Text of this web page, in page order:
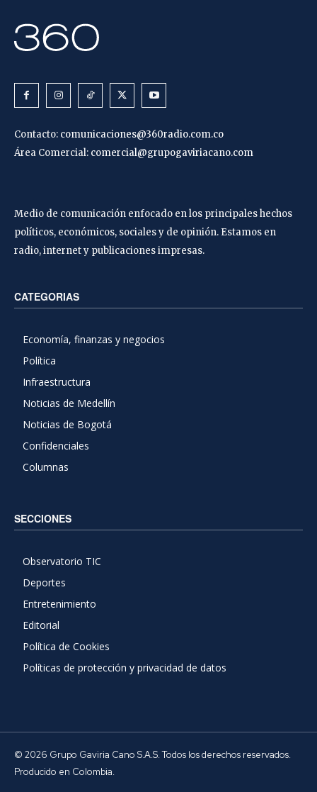
Contacto: comunicaciones@360radio.com.co
Área Comercial: comercial@grupogaviriacano.com
Medio de comunicación enfocado en los principales hechos
políticos, económicos, sociales y de opinión. Estamos en
radio, internet y publicaciones impresas.
CATEGORIAS
Economía, finanzas y negocios
Política
Infraestructura
Noticias de Medellín
Noticias de Bogotá
Confidenciales
Columnas
SECCIONES
Observatorio TIC
Deportes
Entretenimiento
Editorial
Política de Cookies
Políticas de protección y privacidad de datos
© 2026 Grupo Gaviria Cano S.A.S. Todos los derechos reservados.
Producido en Colombia.